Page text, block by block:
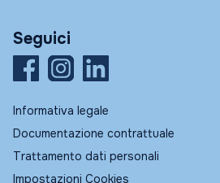
Seguici
Informativa legale
Documentazione contrattuale
Trattamento dati personali
Impostazioni Cookies